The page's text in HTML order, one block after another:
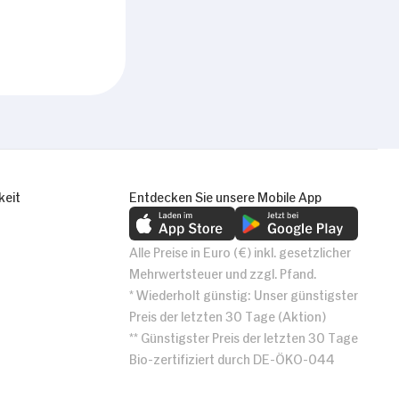
Entdecken Sie unsere Mobile App
Alle Preise in Euro (€) inkl. gesetzlicher
Mehrwertsteuer und zzgl. Pfand.
* Wiederholt günstig: Unser günstigster
Preis der letzten 30 Tage (Aktion)
** Günstigster Preis der letzten 30 Tage
Bio-zertifiziert durch DE-ÖKO-044